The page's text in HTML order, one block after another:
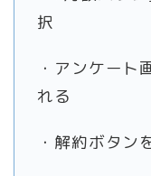
択
・アンケート
れる
・解約ボタン